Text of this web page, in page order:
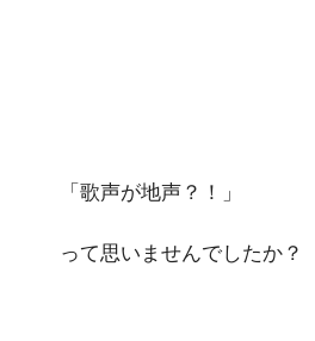
「歌声が地声？！」
って思いませんでしたか？